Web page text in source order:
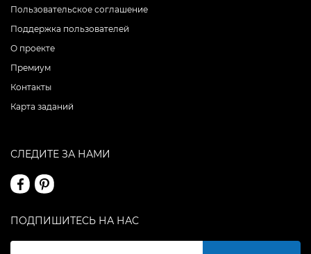
Пользовательское соглашение
Поддержка пользователей
О проекте
Премиум
Контакты
Карта заданий
СЛЕДИТЕ ЗА НАМИ
ПОДПИШИТЕСЬ НА НАС